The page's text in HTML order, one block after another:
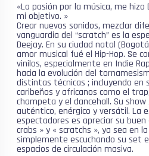
«La pasión por la música, me hizo
mi objetivo. »
Crear nuevos sonidos, mezclar
vanguardia del “scratch” es la
Deejay. En su ciudad natal
amor musical fué el Hip-Hop. Se
vinilos, especialmente en Indie
hacia la evolución del
distintas técnicas ; incluyendo en
caribeños y africanos como el
champeta y el dancehall. Su
auténtico, enérgico y versátil. La
espectadores es apreciar su
crabs » y « scratchs », ya sea en
simplemente escuchando su set
espacios de circulación masiva.